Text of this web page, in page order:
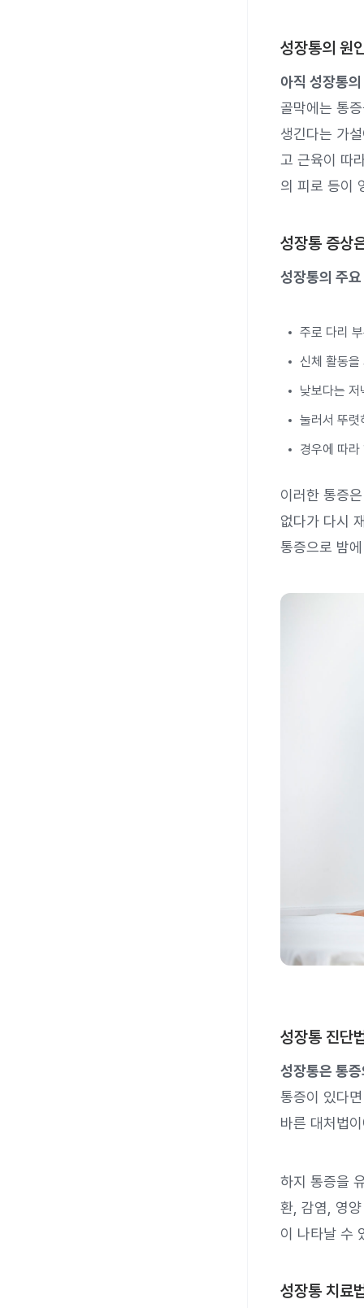
성장통의 원
아직 성장통
골막에는 통
생긴다는 가
고 근육이 따
의 피로 등이
성장통 증상
성장통의 주
주로 다리
신체 활동
낮보다는
눌러서 뚜렷
경우에 따
이러한 통증
없다가 다시
통증으로 밤
성장통 진단
성장통은 통
통증이 있다
바른 대처법
하지 통증을
환, 감염, 영
이 나타날 수
성장통 치료